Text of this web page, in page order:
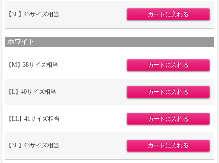
【3L】43サイズ相当
ホワイト
【M】38サイズ相当
【L】40サイズ相当
【LL】41サイズ相当
【3L】43サイズ相当